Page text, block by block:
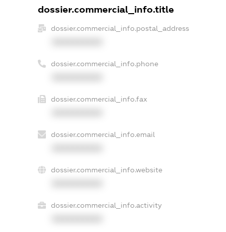
dossier.commercial_info.title
dossier.commercial_info.postal_address
dossier.commercial_info.phone
dossier.commercial_info.fax
dossier.commercial_info.email
dossier.commercial_info.website
dossier.commercial_info.activity